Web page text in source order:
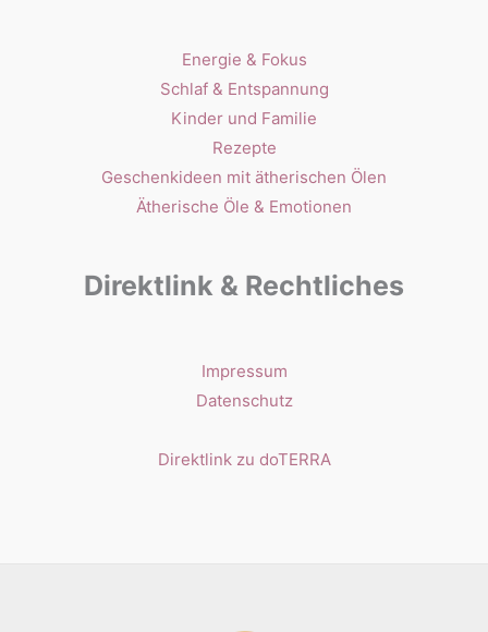
Energie & Fokus
Schlaf & Entspannung
Kinder und Familie
Rezepte
Geschenkideen mit ätherischen Ölen
Ätherische Öle & Emotionen
Direktlink & Rechtliches
Impressum
Datenschutz
Direktlink zu doTERRA